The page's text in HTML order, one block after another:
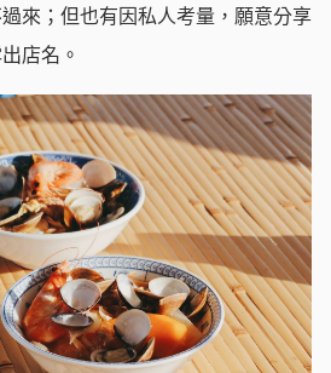
來；但也有因私人考量，願意分享
店名。